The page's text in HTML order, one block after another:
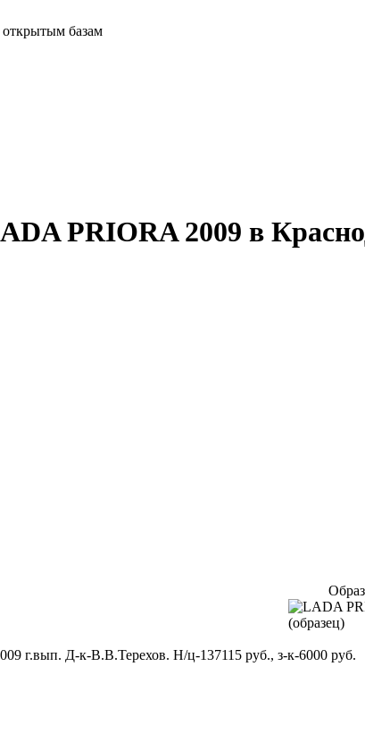
открытым базам
PRIORA 2009 в
г.вып. Д-к-В.В.Терехов. Н/ц-137115 руб., з-к-6000 руб.